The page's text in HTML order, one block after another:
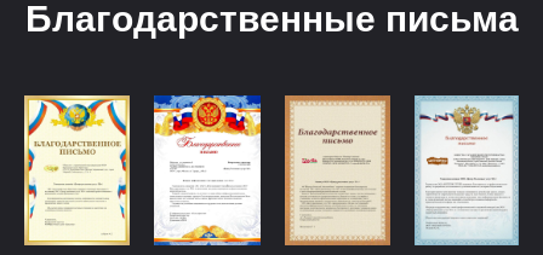
Благодарственные письма